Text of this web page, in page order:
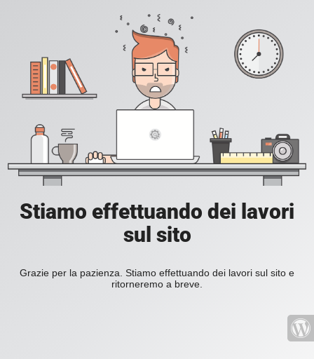
Stiamo effettuando dei lavori
sul sito
Grazie per la pazienza. Stiamo effettuando dei lavori sul sito e
ritorneremo a breve.